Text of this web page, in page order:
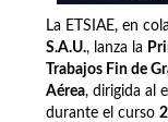
La ETSIAE, en
S.A.U., lanza la
Trabajos Fin de
Aérea, dirigida al
durante el curso